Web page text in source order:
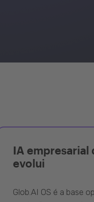
IA empresarial
evolui
Glob.AI OS é a base